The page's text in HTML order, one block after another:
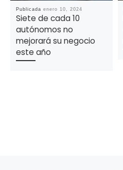
Publicada enero 10, 2024
Siete de cada 10
autónomos no
mejorará su negocio
este año